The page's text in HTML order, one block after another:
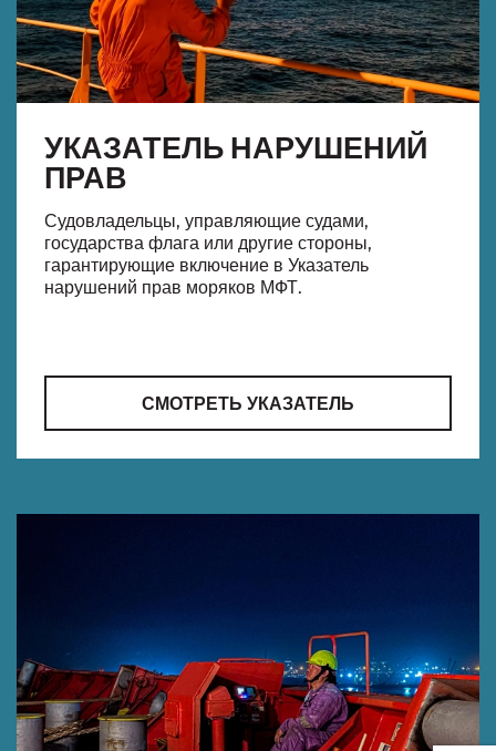
УКАЗАТЕЛЬ НАРУШЕНИЙ
ПРАВ
Судовладельцы, управляющие судами,
государства флага или другие стороны,
гарантирующие включение в Указатель
нарушений прав моряков МФТ.
СМОТРЕТЬ УКАЗАТЕЛЬ